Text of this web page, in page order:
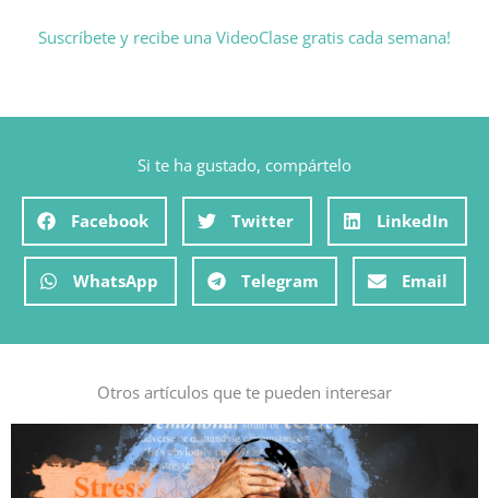
Suscríbete y recibe una VideoClase gratis cada semana!
Si te ha gustado, compártelo
Facebook Twitter LinkedIn
WhatsApp Telegram Email
Otros artículos que te pueden interesar